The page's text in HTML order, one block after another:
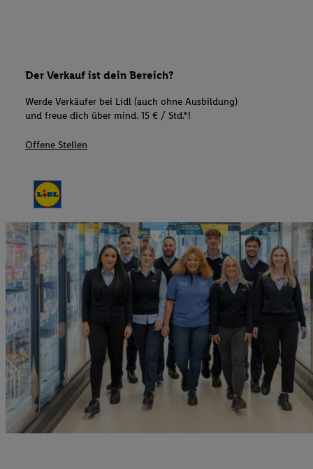
Der Verkauf ist dein Bereich?
Werde Verkäufer bei Lidl (auch ohne Ausbildung)
und freue dich über mind. 15 € / Std.*!
Offene Stellen